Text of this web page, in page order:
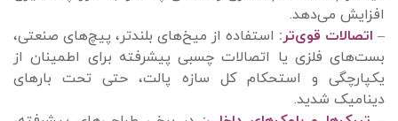
افزایش می‌دهد.
– اتصالات قوی‌تر: استفاده از میخ‌های بلندتر، پیچ‌های صنعتی،
بست‌های فلزی یا اتصالات چسبی پیشرفته برای اطمینان از
یکپارچگی و استحکام کل سازه پالت، حتی تحت بارهای
دینامیک شدید.